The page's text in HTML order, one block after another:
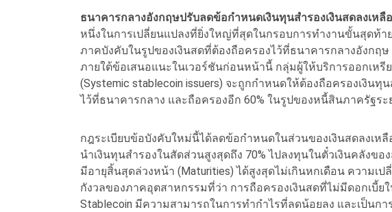
ธนาคารกลางอังกฤษปรับลดข้อกำหนดเงินทุนสำรองเงินสดลงเหลื
หนึ่งในการเปลี่ยนแปลงที่ยิ่งใหญ่ที่สุดในกรอบการทำงานขั้นสุดท้า
ภาคบังคับในรูปของเงินสดที่ต้องถือครองไว้ที่ธนาคารกลางอังกฤษ
ภายใต้ข้อเสนอแนะในเวอร์ชันก่อนหน้านี้ กลุ่มผู้ให้บริการออกเห
(Systemic stablecoin issuers) จะถูกกำหนดให้ต้องถือครองเงินทุ
ไว้ที่ธนาคารกลาง และถือครองอีก 60% ในรูปของหนี้สินภาครัฐร
กฎระเบียบข้อบังคับใหม่นี้ได้ลดข้อกำหนดในส่วนของเงินสดลงเห
นำเงินทุนสำรองในสัดส่วนสูงสุดถึง 70% ไปลงทุนในตั๋วเงินคลังขอ
มีอายุสิ้นสุดล่วงหน้า (Maturities) ได้สูงสุดไม่เกินหกเดือน ความเ
กังวลของภาคอุตสาหกรรมที่ว่า การถือครองเงินสดที่ไม่มีดอกเบี้
Stablecoin มีความสามารถในการทำกำไรที่ลดน้อยลง และเป็น